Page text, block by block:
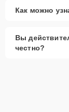
Как можно
Вы
честно?